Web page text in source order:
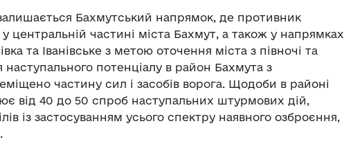
Бахмутський напрямок, де противник
центральній частині міста Бахмут, а також у напрямках
та Іванівське з метою оточення міста з півночі та
потенціалу в район Бахмута з
частину сил і засобів ворога. Щодоби в районі
від 40 до 50 спроб наступальних штурмових дій,
із застосуванням усього спектру наявного озброєння,